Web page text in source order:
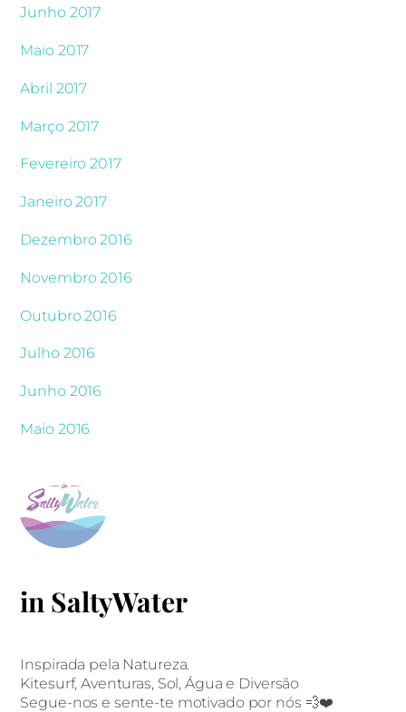
Junho 2017
Maio 2017
Abril 2017
Março 2017
Fevereiro 2017
Janeiro 2017
Dezembro 2016
Novembro 2016
Outubro 2016
Julho 2016
Junho 2016
Maio 2016
in SaltyWater
Inspirada pela Natureza.
Kitesurf, Aventuras, Sol, Água e Diversão
Segue-nos e sente-te motivado por nós 💨❤️